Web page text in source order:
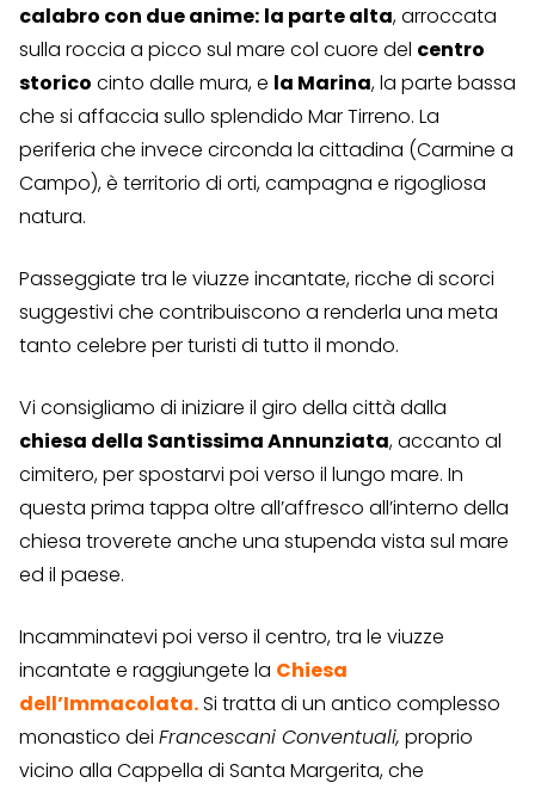
calabro con due anime: la parte alta, arroccata
sulla roccia a picco sul mare col cuore del centro
storico cinto dalle mura, e la Marina, la parte bassa
che si affaccia sullo splendido Mar Tirreno. La
periferia che invece circonda la cittadina (Carmine a
Campo), è territorio di orti, campagna e rigogliosa
natura.
Passeggiate tra le viuzze incantate, ricche di scorci
suggestivi che contribuiscono a renderla una meta
tanto celebre per turisti di tutto il mondo.
Vi consigliamo di iniziare il giro della città dalla
chiesa della Santissima Annunziata, accanto al
cimitero, per spostarvi poi verso il lungo mare. In
questa prima tappa oltre all’affresco all’interno della
chiesa troverete anche una stupenda vista sul mare
ed il paese.
Incamminatevi poi verso il centro, tra le viuzze
incantate e raggiungete la Chiesa
dell’Immacolata.Si tratta di un antico complesso
monastico dei Francescani Conventuali, proprio
vicino alla Cappella di Santa Margerita, che